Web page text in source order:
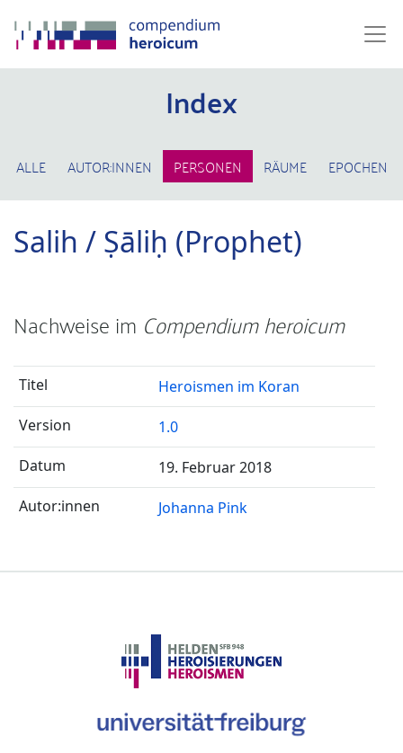
Index
ALLE AUTOR:INNEN PERSONEN RÄUME EPOCHEN
Salih / Ṣāliḥ (Prophet)
Nachweise im Compendium heroicum
Heroismen im Koran
1.0
19. Februar 2018
Johanna Pink